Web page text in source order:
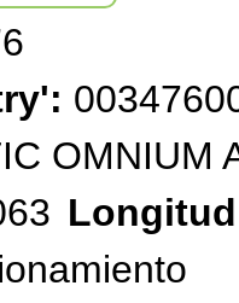
OMNIUM